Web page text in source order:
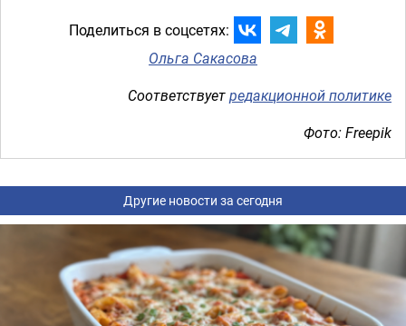
Поделиться в соцсетях:
Ольга Сакасова
Соответствуетредакционной политике
Фото: Freepik
Другие новости за сегодня